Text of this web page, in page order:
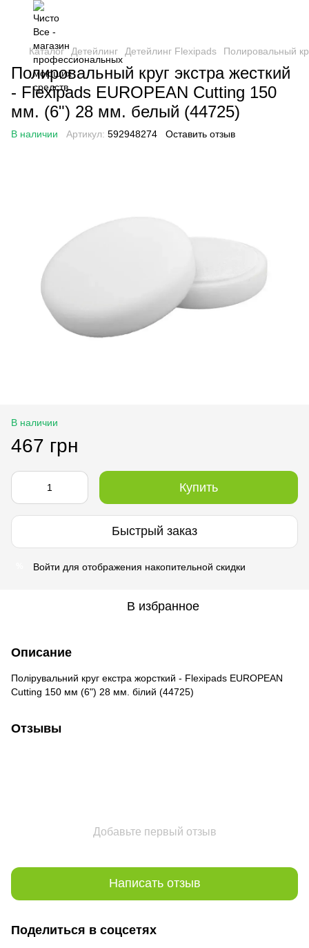
Каталог Детейлинг Детейлинг Flexipads Полировальный
Полировальный круг экстра жесткий
- Flexipads EUROPEAN Cutting 150
мм. (6") 28 мм. белый (44725)
В наличии Артикул: 592948274 Оставить отзыв
В наличии
467 грн
Купить
Быстрый заказ
Войти для отображения накопительной скидки
В избранное
Описание
Полірувальний круг екстра жорсткий - Flexipads EUROPEAN
Cutting 150 мм (6") 28 мм. білий (44725)
Отзывы
Добавьте первый отзыв
Написать отзыв
Поделиться в соцсетях